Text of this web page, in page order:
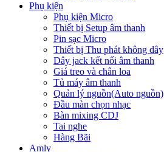
Phụ kiện
Phụ kiện Micro
Thiết bị Setup âm thanh
Pin sạc Micro
Thiết bị Thu phát không dây
Dây jack kết nối âm thanh
Giá treo và chân loa
Tủ máy âm thanh
Quản lý nguồn(Auto nguồn)
Đầu màn chọn nhạc
Bàn mixing CDJ
Tai nghe
Hàng Bãi
Amly